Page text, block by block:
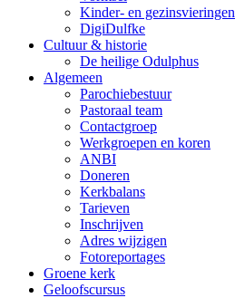
Kinder- en gezinsvieringen
DigiDulfke
Cultuur & historie
De heilige Odulphus
Algemeen
Parochiebestuur
Pastoraal team
Contactgroep
Werkgroepen en koren
ANBI
Doneren
Kerkbalans
Tarieven
Inschrijven
Adres wijzigen
Fotoreportages
Groene kerk
Geloofscursus